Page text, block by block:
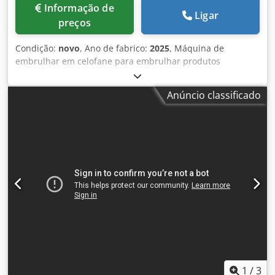
preços
Ligar
Condição: novo, Ano de fabrico: 2025, Máquina de
embrulhar em celofane para embrulhar produtos
retangulares, redondos ou ovais. O Cello Wrapper foi
projetado principalmente para embrulhar em celofane
vários produtos em uma única embalagem, por exemplo,
OMRON, tela sensível ao toque da WEINVIEW,
interruptores e botões da SIEMENS. Um módulo de linha
destacável e uma impressora jato de tinta estão incluídos.
comprimido: 0,03m³/min; Dimensões da máquina de
Anúncio classificado
1 /3